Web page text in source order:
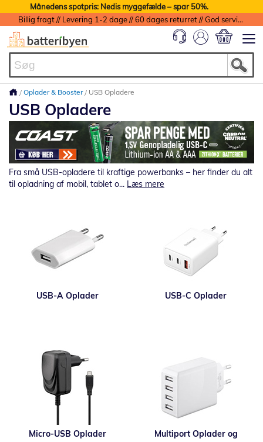
Månedens spotpris: Nedis myggefælde – spar 50%.
Billig fragt // Levering 1-2 dage // 60 dages returret // God service med garanti
Oplader & Booster USB Opladere
USB Opladere
Fra små USB-opladere til kraftige powerbanks – her finder du alt
til opladning af mobil, tablet o... Læs mere
USB-A Oplader USB-C Oplader
Micro-USB Oplader
Multiport Oplader og